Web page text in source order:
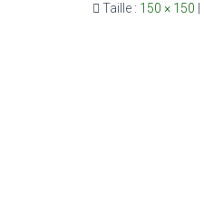
Taille : 150 × 150